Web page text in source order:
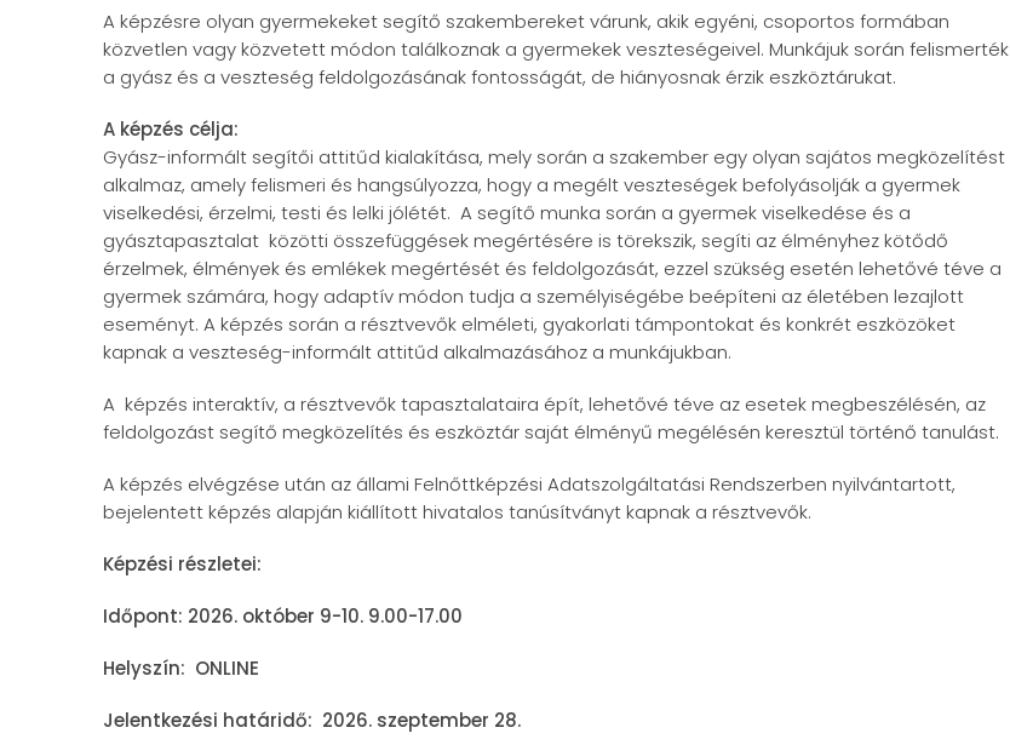
A képzésre olyan gyermekeket segítő szakembereket várunk, akik egyéni, csoportos formában
közvetlen vagy közvetett módon találkoznak a gyermekek veszteségeivel. Munkájuk során felismerték
a gyász és a veszteség feldolgozásának fontosságát, de hiányosnak érzik eszköztárukat.
A képzés célja:
Gyász-informált segítői attitűd kialakítása, mely során a szakember egy olyan sajátos megközelítést
alkalmaz, amely felismeri és hangsúlyozza, hogy a megélt veszteségek befolyásolják a gyermek
viselkedési, érzelmi, testi és lelki jólétét. A segítő munka során a gyermek viselkedése és a
gyásztapasztalat közötti összefüggések megértésére is törekszik, segíti az élményhez kötődő
érzelmek, élmények és emlékek megértését és feldolgozását, ezzel szükség esetén lehetővé téve a
gyermek számára, hogy adaptív módon tudja a személyiségébe beépíteni az életében lezajlott
eseményt. A képzés során a résztvevők elméleti, gyakorlati támpontokat és konkrét eszközöket
kapnak a veszteség-informált attitűd alkalmazásához a munkájukban.
A képzés interaktív, a résztvevők tapasztalataira épít, lehetővé téve az esetek megbeszélésén, az
feldolgozást segítő megközelítés és eszköztár saját élményű megélésén keresztül történő tanulást.
A képzés elvégzése után az állami Felnőttképzési Adatszolgáltatási Rendszerben nyilvántartott,
bejelentett képzés alapján kiállított hivatalos tanúsítványt kapnak a résztvevők.
Képzési részletei:
Időpont: 2026. október 9-10. 9.00-17.00
Helyszín: ONLINE
Jelentkezési határidő: 2026. szeptember 28.